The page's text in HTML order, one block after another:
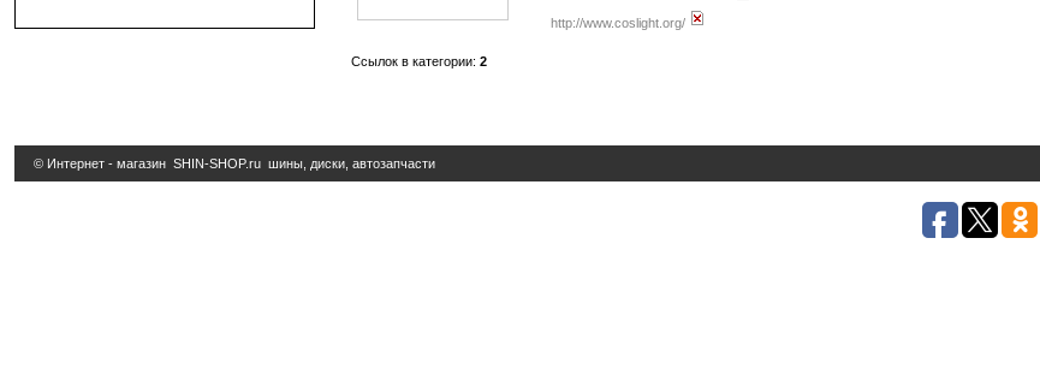
http://www.coslight.org/
Ссылок в категории: 2
© Интернет - магазин SHIN-SHOP.ru шины, диски, автозапчасти